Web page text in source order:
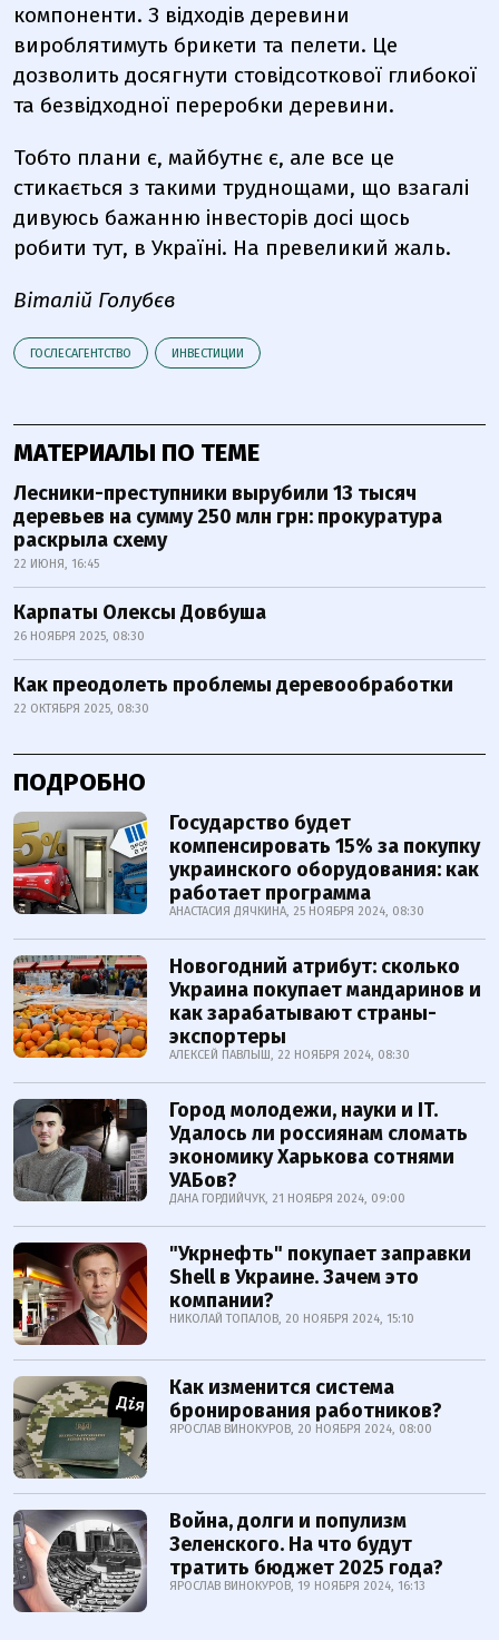
компоненти. З відходів деревини
вироблятимуть брикети та пелети. Це
дозволить досягнути стовідсоткової глибокої
та безвідходної переробки деревини.
Тобто плани є, майбутнє є, але все це
стикається з такими труднощами, що взагалі
дивуюсь бажанню інвесторів досі щось
робити тут, в Україні. На превеликий жаль.
Віталій Голубєв
ГОСЛЕСАГЕНТСТВО ИНВЕСТИЦИИ
МАТЕРИАЛЫ ПО ТЕМЕ
Лесники-преступники вырубили 13 тысяч
деревьев на сумму 250 млн грн: прокуратура
раскрыла схему
22 ИЮНЯ, 16:45
Карпаты Олексы Довбуша
26 НОЯБРЯ 2025, 08:30
Как преодолеть проблемы деревообработки
22 ОКТЯБРЯ 2025, 08:30
ПОДРОБНО
Государство будет
компенсировать 15% за покупку
украинского оборудования: как
работает программа
АНАСТАСИЯ ДЯЧКИНА, 25 НОЯБРЯ 2024, 08:30
Новогодний атрибут: сколько
Украина покупает мандаринов и
как зарабатывают страны-
экспортеры
АЛЕКСЕЙ ПАВЛЫШ, 22 НОЯБРЯ 2024, 08:30
Город молодежи, науки и IT.
Удалось ли россиянам сломать
экономику Харькова сотнями
УАБов?
ДАНА ГОРДИЙЧУК, 21 НОЯБРЯ 2024, 09:00
"Укрнефть" покупает заправки
Shell в Украине. Зачем это
компании?
НИКОЛАЙ ТОПАЛОВ, 20 НОЯБРЯ 2024, 15:10
Как изменится система
бронирования работников?
ЯРОСЛАВ ВИНОКУРОВ, 20 НОЯБРЯ 2024, 08:00
Война, долги и популизм
Зеленского. На что будут
тратить бюджет 2025 года?
ЯРОСЛАВ ВИНОКУРОВ, 19 НОЯБРЯ 2024, 16:13